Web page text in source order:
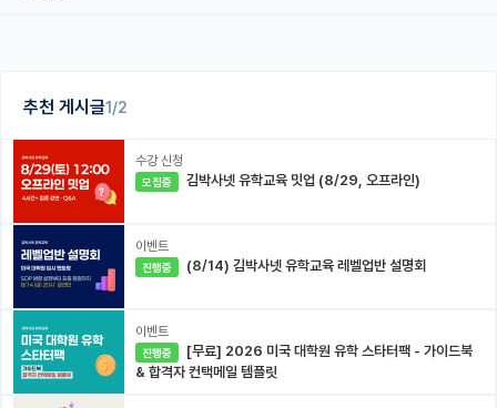
추천 게시글1/2
수강 신청
모집중 김박사넷 유학교육 밋업 (8/29, 오프라인)
이벤트
진행중 (8/14) 김박사넷 유학교육 레벨업반 설명회
이벤트
진행중
& 합격자 컨택메일 템플릿